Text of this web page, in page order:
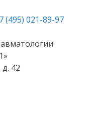
(495) 021-89-97
42